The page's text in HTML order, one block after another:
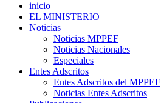
inicio
EL MINISTERIO
Noticias
Noticias MPPEF
Noticias Nacionales
Especiales
Entes Adscritos
Entes Adscritos del MPPEF
Noticias Entes Adscritos